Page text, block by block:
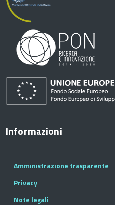
Informazioni
Amministrazione trasparente
Privacy
Note legali